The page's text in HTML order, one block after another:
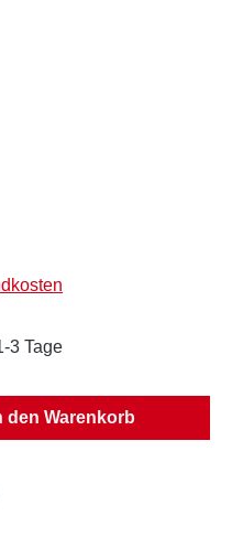
3 Tage
gewünschten
den Warenkorb